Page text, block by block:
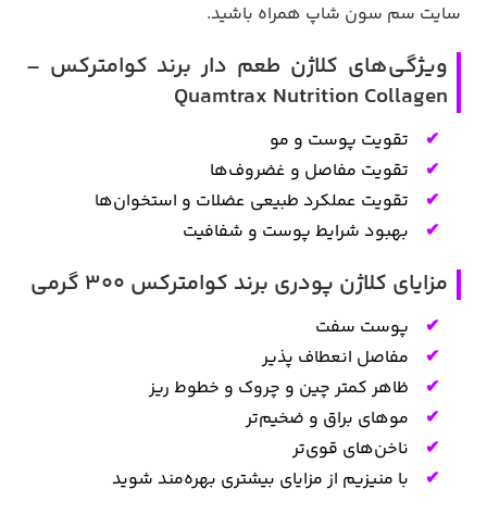
سایت سم سون شاپ همراه باشید.
ویژگی‌های کلاژن طعم دار برند کوامترکس –
Quamtrax Nutrition Collagen
تقویت پوست و مو
تقویت مفاصل و غضروف‌ها
تقویت عملکرد طبیعی عضلات و استخوان‌ها
بهبود شرایط پوست و شفافیت
مزایای کلاژن پودری برند کوامترکس 300 گرمی
پوست سفت
مفاصل انعطاف پذیر
ظاهر کمتر چین و چروک و خطوط‌ ریز
موهای براق و ضخیم‌تر
ناخن‌های قوی‌تر
با منیزیم از مزایای بیشتری بهره‌مند شوید